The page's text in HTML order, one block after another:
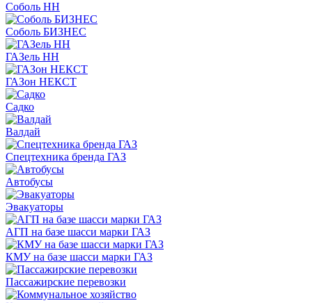
Соболь НН
Соболь БИЗНЕС
ГАЗель НН
ГАЗон НЕКСТ
Садко
Валдай
Спецтехника бренда ГАЗ
Автобусы
Эвакуаторы
АГП на базе шасси марки ГАЗ
КМУ на базе шасси марки ГАЗ
Пассажирские перевозки